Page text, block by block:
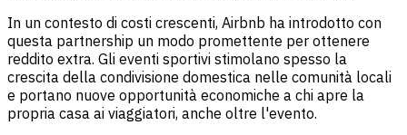
In un contesto di costi crescenti, Airbnb ha introdotto con
questa partnership un modo promettente per ottenere
reddito extra. Gli eventi sportivi stimolano spesso la
crescita della condivisione domestica nelle comunità locali
e portano nuove opportunità economiche a chi apre la
propria casa ai viaggiatori, anche oltre l'evento.